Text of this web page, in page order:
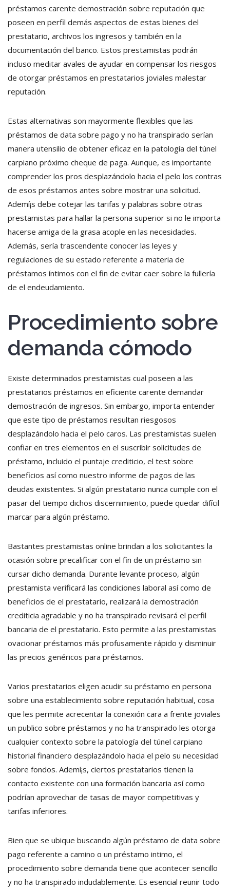
préstamos carente demostración sobre reputación que
poseen en perfil demás aspectos de estas bienes del
prestatario, archivos los ingresos y también en la
documentación del banco. Estos prestamistas podrán
incluso meditar avales de ayudar en compensar los riesgos
de otorgar préstamos en prestatarios joviales malestar
reputación.
Estas alternativas son mayormente flexibles que las
préstamos de data sobre pago y no ha transpirado serían
manera utensilio de obtener eficaz en la patologí­a del túnel
carpiano próximo cheque de paga. Aunque, es importante
comprender los pros desplazándolo hacia el pelo los contras
de esos préstamos antes sobre mostrar una solicitud.
Ademí¡s debe cotejar las tarifas y palabras sobre otras
prestamistas para hallar la persona superior si no le importa
hacerse amiga de la grasa acople en las necesidades.
Además, serí­a trascendente conocer las leyes y
regulaciones de su estado referente a materia de
préstamos íntimos con el fin de evitar caer sobre la fullería
de el endeudamiento.
Procedimiento sobre
demanda cómodo
Existe determinados prestamistas cual poseen a las
prestatarios préstamos en eficiente carente demandar
demostración de ingresos. Sin embargo, importa entender
que este tipo de préstamos resultan riesgosos
desplazándolo hacia el pelo caros. Las prestamistas suelen
confiar en tres elementos en el suscribir solicitudes de
préstamo, incluido el puntaje crediticio, el test sobre
beneficios así­ como nuestro informe de pagos de las
deudas existentes. Si algún prestatario nunca cumple con el
pasar del tiempo dichos discernimiento, puede quedar difícil
marcar para algún préstamo.
Bastantes prestamistas online brindan a los solicitantes la
ocasión sobre precalificar con el fin de un préstamo sin
cursar dicho demanda. Durante levante proceso, algún
prestamista verificará las condiciones laboral así­ como de
beneficios de el prestatario, realizará la demostración
crediticia agradable y no ha transpirado revisará el perfil
bancaria de el prestatario. Esto permite a las prestamistas
ovacionar préstamos más profusamente rápido y disminuir
las precios genéricos para préstamos.
Varios prestatarios eligen acudir su préstamo en persona
sobre una establecimiento sobre reputación habitual, cosa
que les permite acrecentar la conexión cara a frente joviales
un publico sobre préstamos y no ha transpirado les otorga
cualquier contexto sobre la patologí­a del túnel carpiano
historial financiero desplazándolo hacia el pelo su necesidad
sobre fondos. Ademí¡s, ciertos prestatarios tienen la
contacto existente con una formación bancaria así­ como
podrían aprovechar de tasas de mayor competitivas y
tarifas inferiores.
Bien que se ubique buscando algún préstamo de data sobre
pago referente a camino o un préstamo intimo, el
procedimiento sobre demanda tiene que acontecer sencillo
y no ha transpirado indudablemente. Es esencial reunir todo